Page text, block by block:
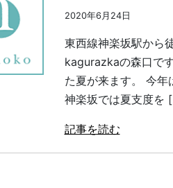
2020年6月24日
東西線神楽坂駅から
kagurazkaの森口で
た夏が来ます。 今年
神楽坂では夏支度を
記事を読む